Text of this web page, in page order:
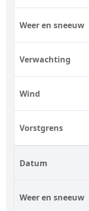
Weer en sneeuw
Verwachting
Wind
Vorstgrens
Datum
Weer en sneeuw